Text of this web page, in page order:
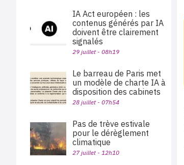
IA Act européen : les
contenus générés par IA
doivent être clairement
signalés
29 juillet - 08h19
Le barreau de Paris met
un modèle de charte IA à
disposition des cabinets
28 juillet - 07h54
Pas de trève estivale
pour le dérèglement
climatique
27 juillet - 12h10